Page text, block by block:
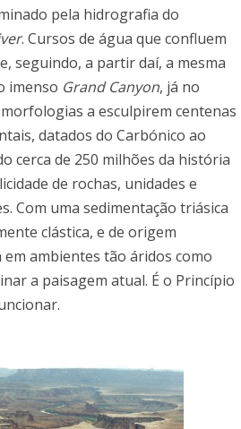
pela hidrografia do
. Cursos de água que confluem
seguindo, a partir daí, a mesma
imenso Grand Canyon, já no
a esculpirem centenas
datados do Carbónico ao
cerca de 250 milhões da história
de rochas, unidades e
Com uma sedimentação triásica
clástica, e de origem
ambientes tão áridos como
a paisagem atual. É o Princípio